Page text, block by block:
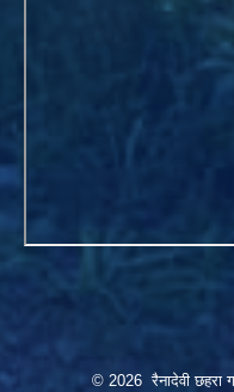
© 2026 रैनादेवी छहरा